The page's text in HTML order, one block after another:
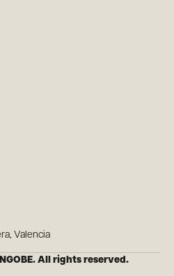
Valencia
All rights reserved.